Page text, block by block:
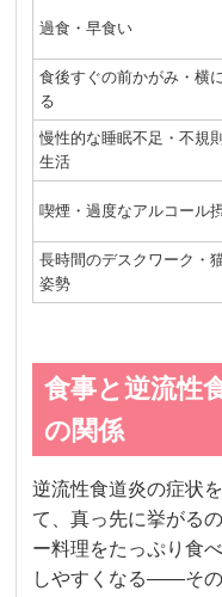
過食・早食い
食後すぐの前かがみ・横
る
慢性的な睡眠不足・不規
生活
喫煙・過度なアルコール
長時間のデスクワーク・
姿勢
食事と逆流性
の関係
逆流性食道炎の症状
て、真っ先に挙がる
ー料理をたっぷり食
しやすくなる——そ